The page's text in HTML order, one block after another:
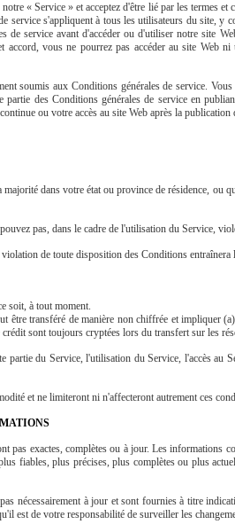
« Service » et acceptez d'être lié par les
service s'appliquent à tous les utilisateurs du site,
de service avant d'accéder ou d'utiliser notre site
accord, vous ne pourrez pas accéder au site
soumis aux Conditions générales de service.
des Conditions générales de service en
ou votre accès au site Web après la
dans votre état ou province de résidence, ou
pas, dans le cadre de l'utilisation du Service,
de toute disposition des Conditions
soit, à tout moment.
être transféré de manière non chiffrée et impliquer
sont toujours cryptées lors du transfert sur les
du Service, l'utilisation du Service, l'accès
et ne limiteront ni n'affecteront autrement ces
pas exactes, complètes ou à jour. Les
fiables, plus précises, plus complètes ou plus
nécessairement à jour et sont fournies à titre
est de votre responsabilité de surveiller les